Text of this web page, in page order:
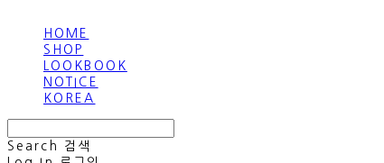
HOME
SHOP
LOOKBOOK
NOTICE
KOREA
Search
검색